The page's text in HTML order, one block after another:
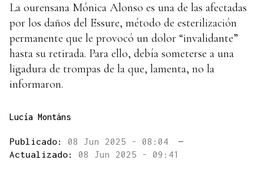
La ourensana Mónica Alonso es una de las afectadas
por los daños del Essure, método de esterilización
permanente que le provocó un dolor “invalidante”
hasta su retirada. Para ello, debía someterse a una
ligadura de trompas de la que, lamenta, no la
informaron.
Lucía Montáns
Publicado: 08 Jun 2025 - 08:04
—
Actualizado: 08 Jun 2025 - 09:41